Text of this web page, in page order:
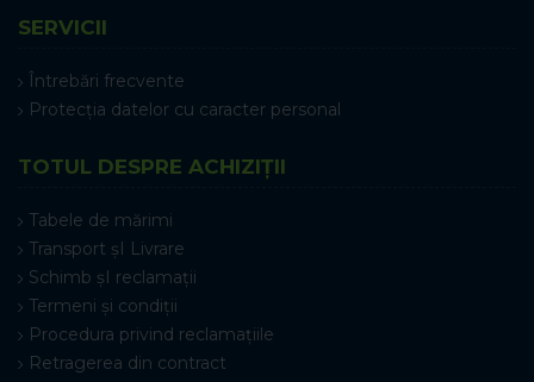
SERVICII
Întrebări frecvente
Protecția datelor cu caracter personal
TOTUL DESPRE ACHIZIȚII
Tabele de mărimi
Transport șI Livrare
Schimb șI reclamații
Termeni și condiții
Procedura privind reclamațiile
Retragerea din contract